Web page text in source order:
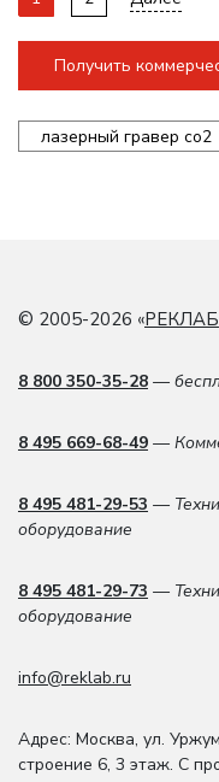
Получить
лазерный гравер co2
© 2005-2026 «РЕКЛАБ
8 800 350-35-28 —
8 495 669-68-49 —
8 495 481-29-53 —
оборудование
8 495 481-29-73 —
оборудование
info@reklab.ru
Адрес: Москва, ул.
строение 6, 3 этаж. С